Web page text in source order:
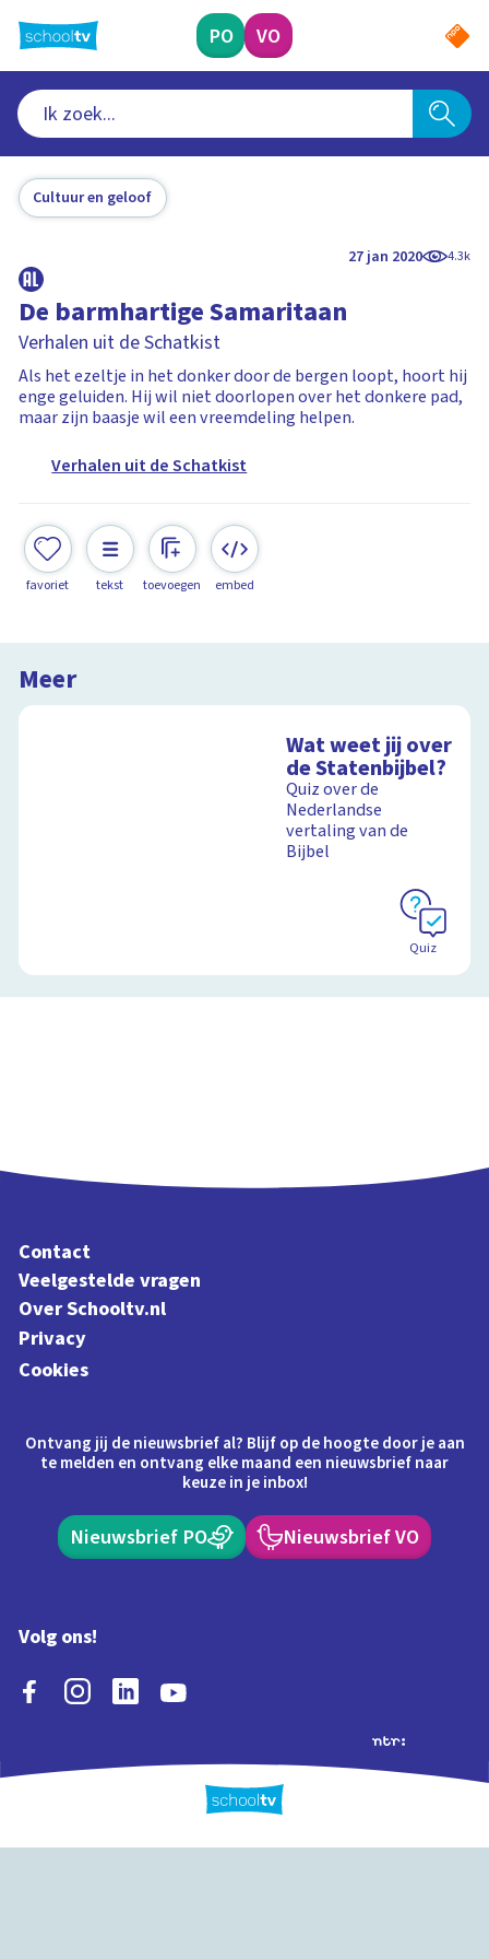
naar
hoofdinhoud
PO VO
Cultuur en geloof
27 jan 2020 4.3k
De barmhartige Samaritaan
Verhalen uit de Schatkist
Als het ezeltje in het donker door de bergen loopt, hoort hij
enge geluiden. Hij wil niet doorlopen over het donkere pad,
maar zijn baasje wil een vreemdeling helpen.
Verhalen uit de Schatkist
favoriet tekst toevoegen embed
Meer
Wat weet jij over
de Statenbijbel?
Quiz over de
Nederlandse
vertaling van de
Bijbel
Quiz
Contact
Veelgestelde vragen
Over Schooltv.nl
Privacy
Cookies
Ontvang jij de nieuwsbrief al? Blijf op de hoogte door je aan
te melden en ontvang elke maand een nieuwsbrief naar
keuze in je inbox!
Nieuwsbrief PO Nieuwsbrief VO
Volg ons!